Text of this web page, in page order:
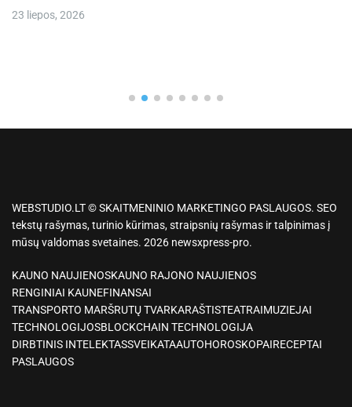
23 liepos, 2026
WEBSTUDIO.LT © SKAITMENINIO MARKETINGO PASLAUGOS. SEO
tekstų rašymas, turinio kūrimas, straipsnių rašymas ir talpinimas į
mūsų valdomas svetaines. 2026 newsxpress-pro.
KAUNO NAUJIENOSKAUNO RAJONO NAUJIENOS
RENGINIAI KAUNEFINANSAI
TRANSPORTO MARŠRUTŲ TVARKARAŠTISTEATRAIMUZIEJAI
TECHNOLOGIJOSBLOCKCHAIN TECHNOLOGIJA
DIRBTINIS INTELEKTASSVEIKATAAUTOHOROSKOPAIRECEPTAI
PASLAUGOS